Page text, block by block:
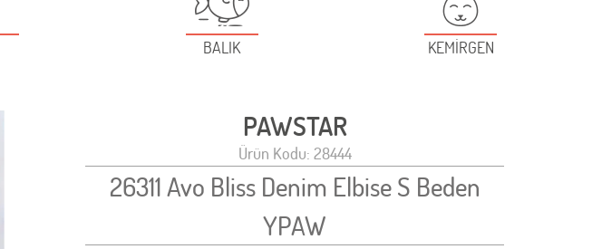
BALIK KEMİRGEN
PAWSTAR
Ürün Kodu: 28444
26311 Avo Bliss Denim Elbise S Beden
YPAW